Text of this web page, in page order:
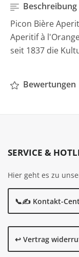
Beschreibung
Picon Bière
Aperitif à
seit 1837 die
Bewertungen
SERVICE &
Hier geht es zu
📞✍️ Kontakt-
↩️ Vertrag